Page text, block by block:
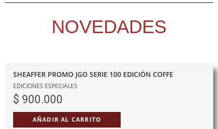
NOVEDADES
SHEAFFER PROMO JGO SERIE 100 EDICIÓN COFFE
EDICIONES ESPECIALES
$ 900.000
AÑADIR AL CARRITO